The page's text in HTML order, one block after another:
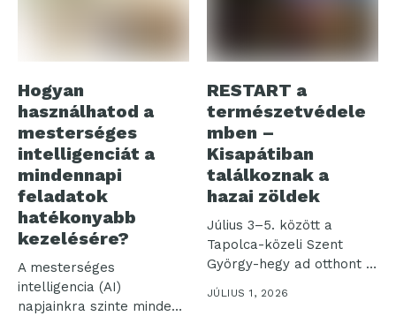
Hogyan
használhatod a
mesterséges
intelligenciát a
mindennapi
feladatok
hatékonyabb
kezelésére?
A mesterséges
intelligencia (AI)
napjainkra szinte minden
RESTART a
természetvédele
mben –
Kisapátiban
találkoznak a
hazai zöldek
Július 3–5. között a
Tapolca-közeli Szent
György-hegy ad otthont a
„RESTART a...
JÚLIUS 1, 2026